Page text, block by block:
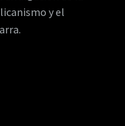
y el